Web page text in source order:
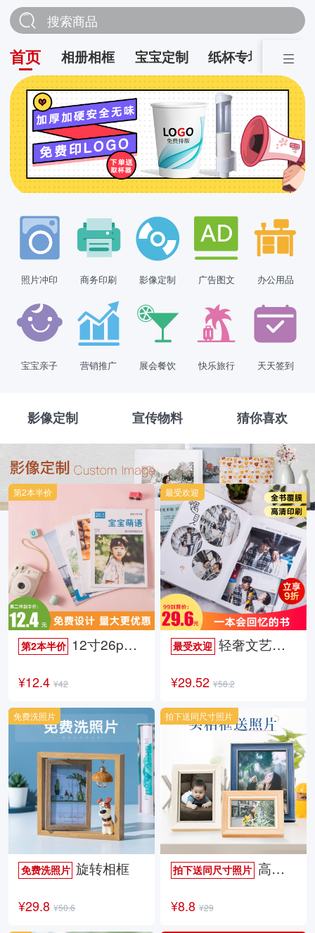
搜索商品
首页 相册相框 宝宝定制 纸杯专场 营销
照片冲印 商务印刷 影像定制 广告图文 办公用品
宝宝亲子 营销推广 展会餐饮 快乐旅行 天天签到
影像定制 宣传物料 猜你喜欢
第2本半价 12寸26p时尚杂志册
¥12.4 ¥42
第2本半价
最受欢迎轻奢文艺照片书
¥29.52 ¥58.2
最受欢迎
免费洗照片 旋转相框
¥29.8 ¥50.6
免费洗照片
拍下送同尺寸照片高档欧式相框
¥8.8 ¥29
拍下送同尺寸照片